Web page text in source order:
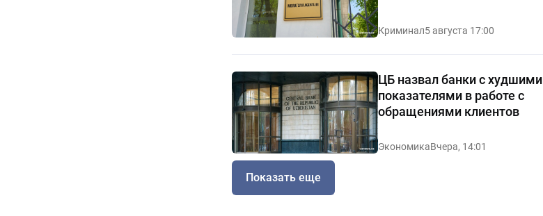
Криминал5 августа 17:00
ЦБ назвал банки с худшими
показателями в работе с
обращениями клиентов
ЭкономикаВчера, 14:01
Показать еще